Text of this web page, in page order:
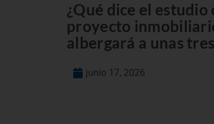
¿Qué dice el
proyecto
albergará a unas
junio 17, 2026